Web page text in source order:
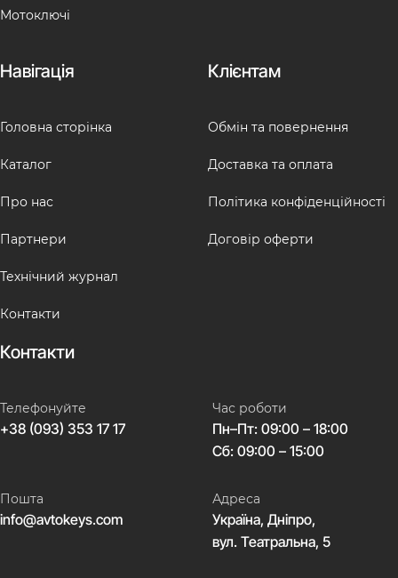
Мотоключі
Навігація
Головна сторінка
Каталог
Про нас
Партнери
Технічний журнал
Контакти
Клієнтам
Обмін та повернення
Доставка та оплата
Політика конфіденційності
Договір оферти
Контакти
Телефонуйте
+38 (093) 353 17 17
Час роботи
Пн–Пт: 09:00 – 18:00
Сб: 09:00 – 15:00
Пошта
info@avtokeys.com
Адреса
Україна, Дніпро,
вул. Театральна, 5